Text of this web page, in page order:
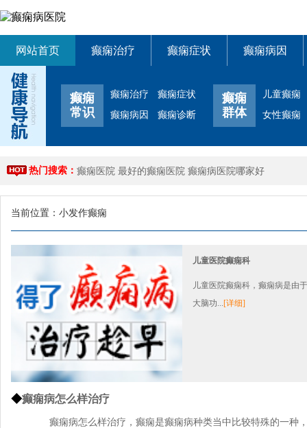
网站首页 癫痫治疗 癫痫症状 癫痫病因
癫痫
常识
癫痫治疗
癫痫症状
癫痫病因
癫痫诊断
癫痫
群体
儿童癫痫
女性癫痫
热门搜索： 癫痫医院 最好的癫痫医院 癫痫病医院哪家好
当前位置： 小发作癫痫
儿童医院癫痫科
儿童医院癫痫科，癫痫病是由
大脑功...[详细]
◆癫痫病怎么样治疗
癫痫病怎么样治疗，癫痫是癫痫病种类当中比较特殊的一种